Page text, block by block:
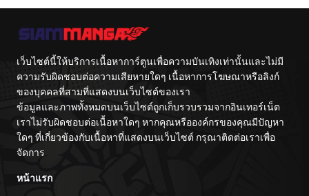
เว็บไซต์นี้ให้บริการเนื้อหาการ์ตูนเพื่อความบันเทิงเท่านั้นและไม่มี
ความรับผิดชอบต่อความเสียหายใดๆ เนื้อหาการโฆษณาหรือลิงก์
ของบุคคลที่สามที่แสดงบนเว็บไซต์ของเรา
ข้อมูลและภาพทั้งหมดบนเว็บไซต์ถูกเก็บรวบรวมจากอินเทอร์เน็ต
เราไม่รับผิดชอบต่อเนื้อหาใดๆ หากคุณหรือองค์กรของคุณมีปัญหา
ใดๆ ที่เกี่ยวข้องกับเนื้อหาที่แสดงบนเว็บไซต์ กรุณาติดต่อเราเพื่อ
จัดการ
หน้าแรก